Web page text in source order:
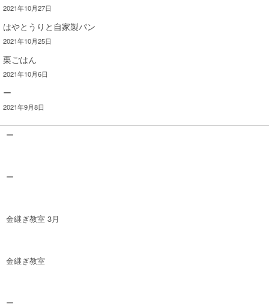
2021年10月27日
はやとうりと自家製パン
2021年10月25日
栗ごはん
2021年10月6日
ー
2021年9月8日
ー
ー
金継ぎ教室 3月
金継ぎ教室